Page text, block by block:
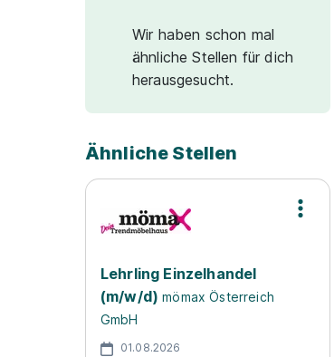
Wir haben schon mal
ähnliche Stellen für dich
herausgesucht.
Ähnliche Stellen
Lehrling Einzelhandel
(m/w/d) mömax Österreich
GmbH
01.08.2026